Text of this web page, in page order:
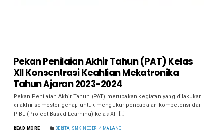
Pekan Penilaian Akhir Tahun (PAT) Kelas
XII Konsentrasi Keahlian Mekatronika
Tahun Ajaran 2023-2024
Pekan Penilaian Akhir Tahun (PAT) merupakan kegiatan yang dilakukan
di akhir semester genap untuk mengukur pencapaian kompetensi dan
PjBL (Project Based Learning) kelas XII […]
READ MORE BERITA SMK NEGERI 4 MALANG